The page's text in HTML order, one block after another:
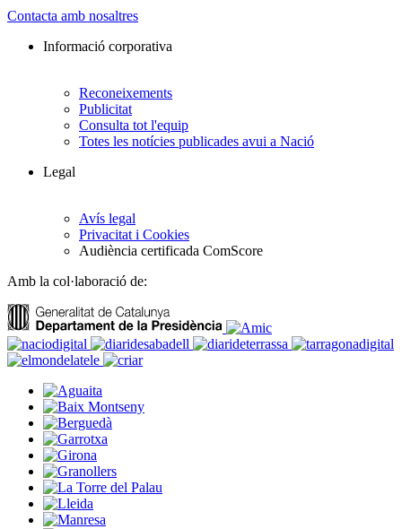
Contacta amb nosaltres
Informació corporativa
Reconeixements
Publicitat
Consulta tot l'equip
Totes les notícies publicades avui a Nació
Legal
Avís legal
Privacitat i Cookies
Audiència certificada ComScore
Amb la col·laboració de: